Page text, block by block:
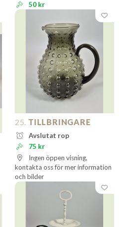
50 kr
25. TILLBRINGARE
Avslutat rop
75 kr
Ingen öppen visning,
kontakta oss för mer information
och bilder